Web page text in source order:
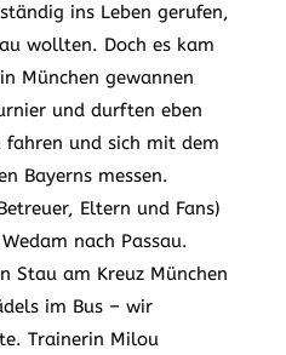
ins Leben gerufen,
wollten. Doch es kam
München gewannen
und durften eben
fahren und sich mit dem
Bayerns messen.
Eltern und Fans)
nach Passau.
Stau am Kreuz München
im Bus – wir
Trainerin Milou